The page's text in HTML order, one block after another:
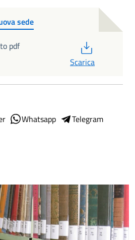
sede
pdf
Scarica
Whatsapp
Telegram